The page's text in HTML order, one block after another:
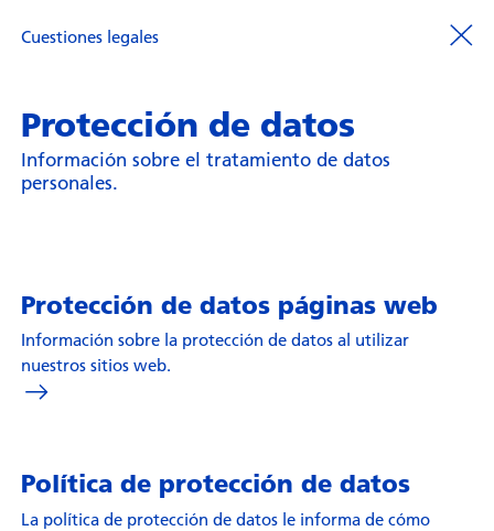
Cuestiones legales
Protección de datos
Información sobre el tratamiento de datos
personales.
Protección de datos páginas web
Información sobre la protección de datos al utilizar
nuestros sitios web.
Política de protección de datos
La política de protección de datos le informa de cómo